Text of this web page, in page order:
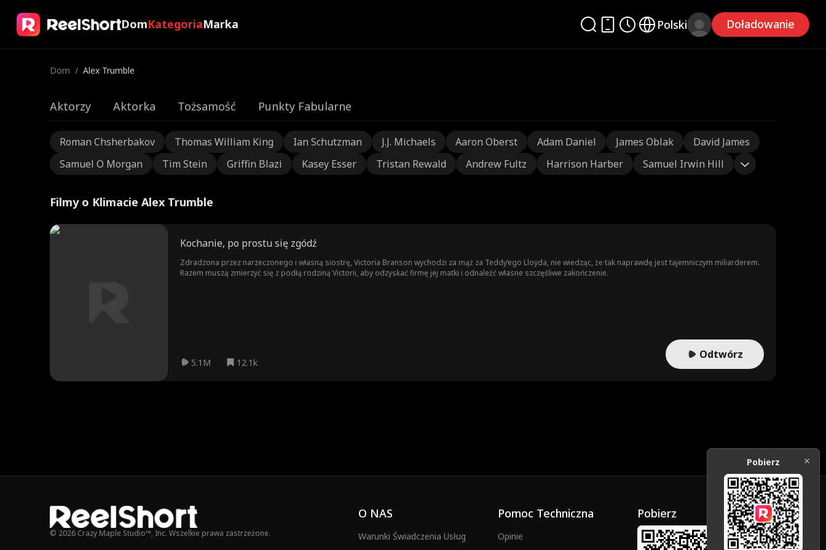
DomKategoriaMarka Polski Doładowanie
Dom / Alex Trumble
Aktorzy Aktorka Tożsamość Punkty Fabularne
Roman Chsherbakov Thomas William King Ian Schutzman J.J. Michaels Aaron Oberst Adam Daniel James Oblak
David James
Samuel O Morgan
Tim Stein Griffin Blazi Kasey Esser Tristan Rewald Andrew Fultz Harrison Harber Samuel Irwin Hill
Filmy o Klimacie Alex Trumble
Kochanie, po prostu się zgódź
Zdradzona przez narzeczonego i własną siostrę, Victoria Branson wychodzi za mąż za Teddy’ego Lloyda, nie wiedząc, że tak naprawdę jest tajemniczym miliarderem.
Razem muszą zmierzyć się z podłą rodziną Victorii, aby odzyskać firmę jej matki i odnaleźć własne szczęśliwe zakończenie.
5.1M 12.1k
Odtwórz
© 2026 Crazy Maple Studio™, Inc. Wszelkie prawa zastrzeżone.
O NAS
Warunki Świadczenia Usług
Pomoc Techniczna
Opinie
Pobierz
Pobierz